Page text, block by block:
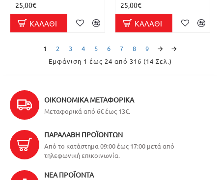
25,00€
ΚΑΛΆΘΙ
25,00€
ΚΑΛΆΘΙ
1 2 3 4 5 6 7 8
9
Εμφάνιση 1 έως 24 από 316 (14 Σελ.)
ΟΙΚΟΝΟΜΙΚΆ ΜΕΤΑΦΟΡΙΚΆ
Μεταφορικά από 6€ έως 13€.
ΠΑΡΑΛΑΒΉ ΠΡΟΪΌΝΤΩΝ
Από το κατάστημα 09:00 έως 17:00 μετά από
τηλεφωνική επικοινωνία.
ΝΈΑ ΠΡΟΪΌΝΤΑ